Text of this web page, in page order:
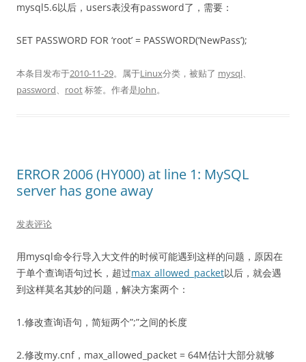
mysql5.6以后，users表没有password了，需要：
SET PASSWORD FOR ‘root’ = PASSWORD(‘NewPass’);
本条目发布于2010-11-29。属于Linux分类，被贴了 mysql、
password、 root标签。 作者是John。
ERROR 2006 (HY000) at line 1: MySQL
server has gone away
发表评论
用mysql命令行导入大文件的时候可能遇到这样的问题，原因在
于单个查询语句过长，超过max_allowed_packet以后，就会遇
到这样莫名其妙的问题，解决方案两个：
1.修改查询语句，简短两个”;”之间的长度
2.修改my.cnf，max_allowed_packet = 64M估计大部分就够